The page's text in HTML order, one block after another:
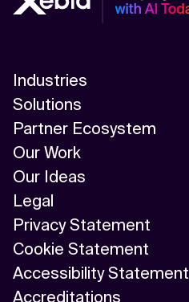
Industries
Solutions
Partner Ecosystem
Our Work
Our Ideas
Legal
Privacy Statement
Cookie Statement
Accessibility Statement
Accreditations